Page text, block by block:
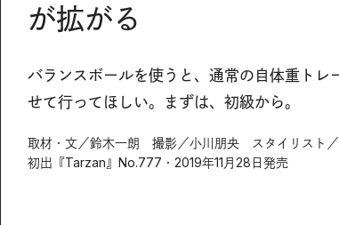
が拡がる
バランスボールを使うと、通常の自体重ト
せて行ってほしい。まずは、初級から。
取材・文／鈴木一朗 撮影／小川朋央 スタイリスト
初出『Tarzan』No.777・2019年11月28日発売